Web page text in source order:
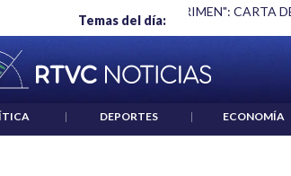
Temas del día:
DE BETO CORAL ABELARDO DE LA
| DEPORTES | ECONOMÍA